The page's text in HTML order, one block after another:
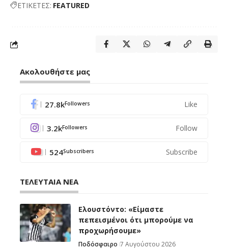
ΕΤΙΚΕΤΕΣ: FEATURED
Ακολουθήστε μας
27.8kFollowers Like
3.2kFollowers Follow
524Subscribers Subscribe
ΤΕΛΕΥΤΑΙΑ ΝΕΑ
Ελουστόντο: «Είμαστε
πεπεισμένοι ότι μπορούμε να
προχωρήσουμε»
Ποδόσφαιρο 7 Αυγούστου 2026